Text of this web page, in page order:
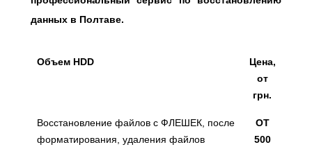
данных в Полтаве.
Объем HDD
Цена,
от
грн.
Восстановление файлов с ФЛЕШЕК, после
форматирования, удаления файлов
ОТ
500